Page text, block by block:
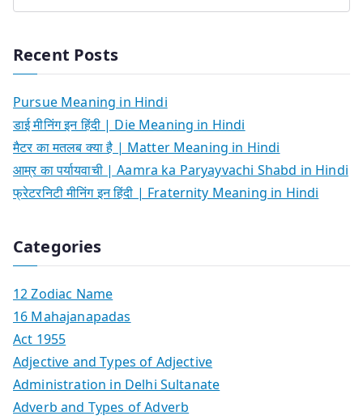
Recent Posts
Pursue Meaning in Hindi
डाई मीनिंग इन हिंदी | Die Meaning in Hindi
मैटर का मतलब क्या है | Matter Meaning in Hindi
आम्र का पर्यायवाची | Aamra ka Paryayvachi Shabd in Hindi
फ्रेटरनिटी मीनिंग इन हिंदी | Fraternity Meaning in Hindi
Categories
12 Zodiac Name
16 Mahajanapadas
Act 1955
Adjective and Types of Adjective
Administration in Delhi Sultanate
Adverb and Types of Adverb